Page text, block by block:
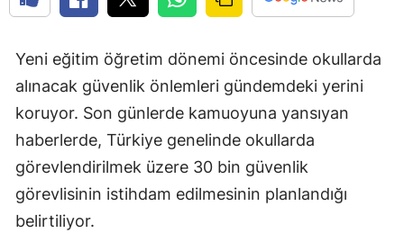
Yeni eğitim öğretim dönemi öncesinde okullarda
alınacak güvenlik önlemleri gündemdeki yerini
koruyor. Son günlerde kamuoyuna yansıyan
haberlerde, Türkiye genelinde okullarda
görevlendirilmek üzere 30 bin güvenlik
görevlisinin istihdam edilmesinin planlandığı
belirtiliyor.